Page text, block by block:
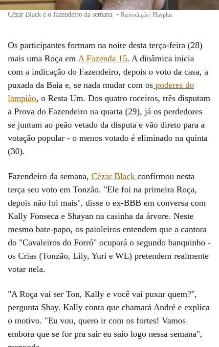
Cézar Black é o fazendeiro da semana • Reprodução | Playplus
Os participantes formam na noite desta terça-feira (28)
mais uma Roça em A Fazenda 15. A dinâmica inicia
com a indicação do Fazendeiro, depois o voto da casa, a
puxada da Baia e, se nada mudar com os poderes do
lampião, o Resta Um. Dos quatro roceiros, três disputam
a Prova do Fazendeiro na quarta (29), já os perdedores
se juntam ao peão vetado da disputa e vão direto para a
votação popular - o menos votado é eliminado na quinta
(30).
Fazendeiro da semana, Cézar Black confirmou nesta
terça seu voto em Tonzão. "Ele foi na primeira Roça,
depois não foi mais", disse o ex-BBB em conversa com
Kally Fonseca e Shayan na casinha da árvore. Neste
mesmo bate-papo, os paioleiros entendem que a cantora
do "Cavaleiros do Forró" ocupará o segundo banquinho -
os Crias (Tonzão, Lily, Yuri e WL) pretendem realmente
votar nela.
"A Roça vai ser Ton, Kally e você vai puxar quem?",
pergunta Shay. Kally conta que chamará André e explica
o motivo. "Eu vou, quero ir com os fortes! Vamos
embora que se for pra sair eu saio logo nessa semana",